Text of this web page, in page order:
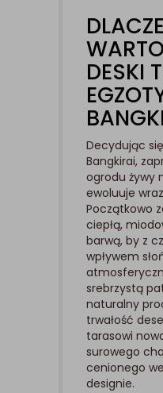
DESKI
Decydując
Bangkirai,
ogrodu żywy
ewoluuje
Początkowo
ciepłą,
barwą, by z
wpływem
srebrzystą
naturalny
trwałość
tarasowi
surowego
cenionego
designie.